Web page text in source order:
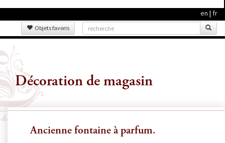
en | fr
Objets favoris
Décoration de magasin
Ancienne fontaine à parfum.